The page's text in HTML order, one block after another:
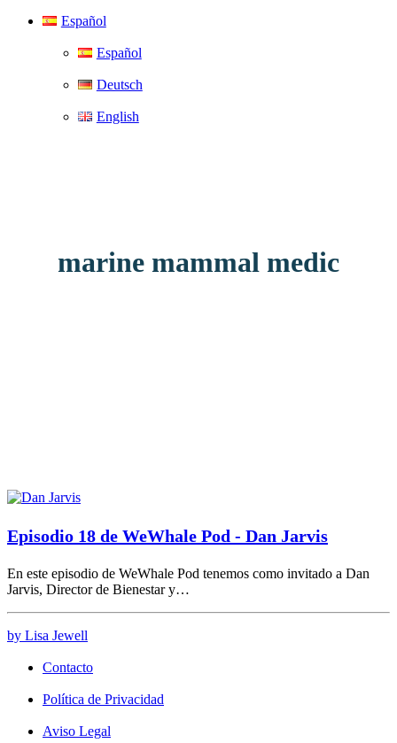
Español
Español
Deutsch
English
marine mammal medic
Episodio 18 de WeWhale Pod - Dan Jarvis
En este episodio de WeWhale Pod tenemos como invitado a Dan
Jarvis, Director de Bienestar y…
by Lisa Jewell
Contacto
Política de Privacidad
Aviso Legal